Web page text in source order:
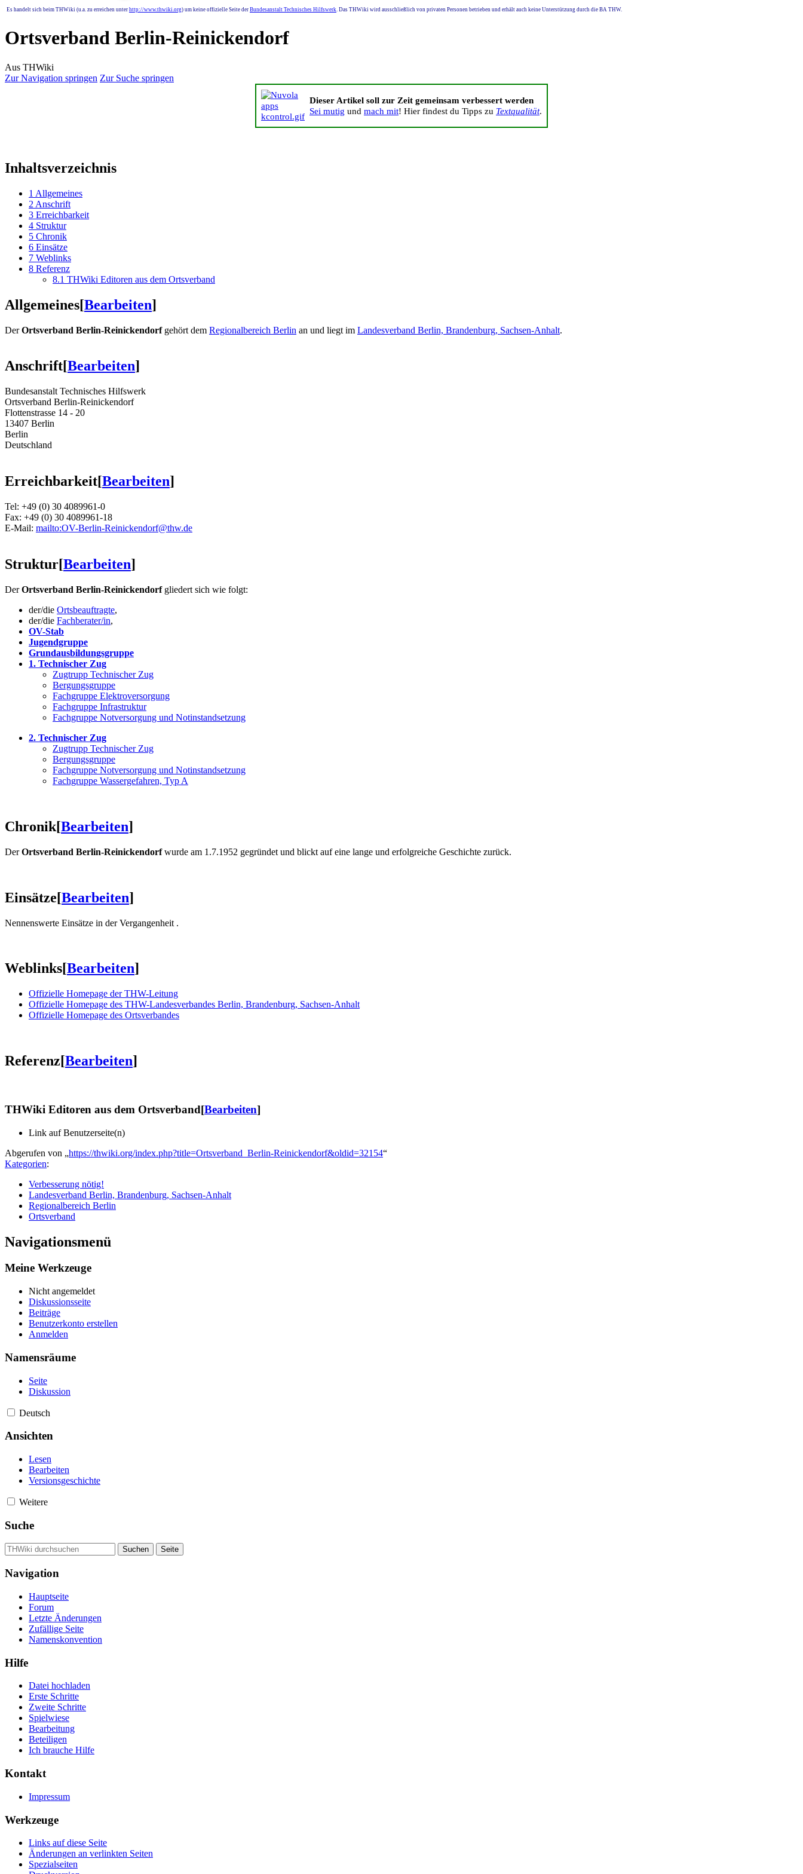
Es handelt sich beim THWiki (u.a. zu erreichen unter http://www.thwiki.org) um keine offizielle Seite der Bundesanstalt Technisches Hilfswerk. Das THWiki wird ausschließlich von privaten Personen betrieben und erhält auch keine Unterstützung durch die BA THW.
Ortsverband Berlin-Reinickendorf
Aus THWiki
Zur Navigation springen Zur Suche springen
Dieser Artikel soll zur Zeit gemeinsam verbessert werden
Sei mutig und mach mit! Hier findest du Tipps zu Textqualität.
Inhaltsverzeichnis
1 Allgemeines
2 Anschrift
3 Erreichbarkeit
4 Struktur
5 Chronik
6 Einsätze
7 Weblinks
8 Referenz
8.1 THWiki Editoren aus dem Ortsverband
Allgemeines[Bearbeiten]
DerOrtsverband Berlin-Reinickendorfgehört dem Regionalbereich Berlin an und liegt im Landesverband Berlin, Brandenburg, Sachsen-Anhalt.
Anschrift[Bearbeiten]
Bundesanstalt Technisches Hilfswerk
Ortsverband Berlin-Reinickendorf
Flottenstrasse 14 - 20
13407 Berlin
Berlin
Deutschland
Erreichbarkeit[Bearbeiten]
Tel: +49 (0) 30 4089961-0
Fax: +49 (0) 30 4089961-18
E-Mail: mailto:OV-Berlin-Reinickendorf@thw.de
Struktur[Bearbeiten]
DerOrtsverband Berlin-Reinickendorfgliedert sich wie folgt:
der/die Ortsbeauftragte,
der/die Fachberater/in,
OV-Stab
Jugendgruppe
Grundausbildungsgruppe
1. Technischer Zug
Zugtrupp Technischer Zug
Bergungsgruppe
Fachgruppe Elektroversorgung
Fachgruppe Infrastruktur
Fachgruppe Notversorgung und Notinstandsetzung
2. Technischer Zug
Zugtrupp Technischer Zug
Bergungsgruppe
Fachgruppe Notversorgung und Notinstandsetzung
Fachgruppe Wassergefahren, Typ A
Chronik[Bearbeiten]
DerOrtsverband Berlin-Reinickendorfwurde am 1.7.1952 gegründet und blickt auf eine lange und erfolgreiche Geschichte zurück.
Einsätze[Bearbeiten]
Nennenswerte Einsätze in der Vergangenheit .
Weblinks[Bearbeiten]
Offizielle Homepage der THW-Leitung
Offizielle Homepage des THW-Landesverbandes Berlin, Brandenburg, Sachsen-Anhalt
Offizielle Homepage des Ortsverbandes
Referenz[Bearbeiten]
THWiki Editoren aus dem Ortsverband[Bearbeiten]
Link auf Benutzerseite(n)
Abgerufen von „https://thwiki.org/index.php?title=Ortsverband_Berlin-Reinickendorf&oldid=32154“
Kategorien:
Verbesserung nötig!
Landesverband Berlin, Brandenburg, Sachsen-Anhalt
Regionalbereich Berlin
Ortsverband
Navigationsmenü
Meine Werkzeuge
Nicht angemeldet
Diskussionsseite
Beiträge
Benutzerkonto erstellen
Anmelden
Namensräume
Seite
Diskussion
Deutsch
Ansichten
Lesen
Bearbeiten
Versionsgeschichte
Weitere
Suche
Navigation
Hauptseite
Forum
Letzte Änderungen
Zufällige Seite
Namenskonvention
Hilfe
Datei hochladen
Erste Schritte
Zweite Schritte
Spielwiese
Bearbeitung
Beteiligen
Ich brauche Hilfe
Kontakt
Impressum
Werkzeuge
Links auf diese Seite
Änderungen an verlinkten Seiten
Spezialseiten